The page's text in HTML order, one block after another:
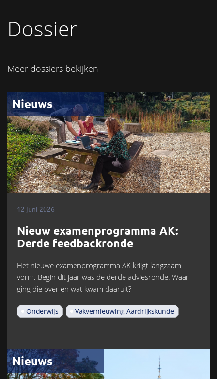
Dossier
Meer dossiers bekijken
Nieuws
12 juni 2026
Nieuw examenprogramma AK:
Derde feedbackronde
Het nieuwe examenprogramma AK krijgt langzaam
vorm. Begin dit jaar was de derde adviesronde. Waar
ging die over en wat kwam daaruit?
Onderwijs Vakvernieuwing Aardrijkskunde
Nieuws